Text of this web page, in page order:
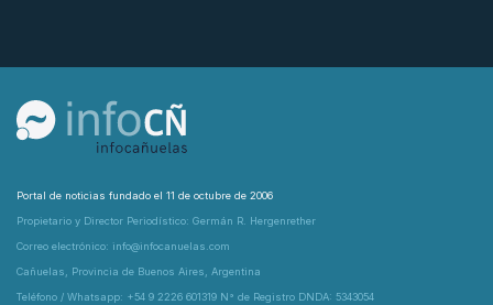
Portal de noticias fundado el 11 de octubre de 2006
Propietario y Director Periodístico: Germán R. Hergenrether
Correo electrónico: info@infocanuelas.com
Cañuelas, Provincia de Buenos Aires, Argentina
Teléfono / Whatsapp: +54 9 2226 601319 N° de Registro DNDA: 5343054